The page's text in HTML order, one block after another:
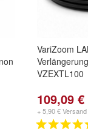
VariZoom
VZEXTL100
109,09 €
+ 5,90 € Versand